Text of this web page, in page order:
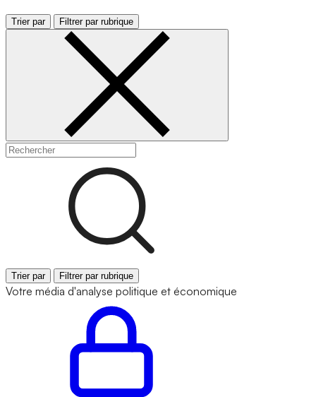
Trier par Filtrer par rubrique
Trier par Filtrer par rubrique
Votre média d'analyse politique et économique